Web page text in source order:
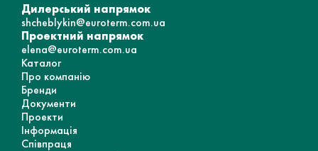
Дилерський напрямок
shcheblykin@euroterm.com.ua
Проектний напрямок
elena@euroterm.com.ua
Каталог
Про компанію
Бренди
Документи
Проекти
Інформація
Співпраця